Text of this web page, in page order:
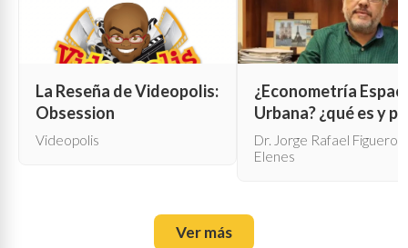
La Reseña de Videopolis:
Obsession
Videopolis
¿Econometría
Urbana? ¿qué es y
qué sirve?
Dr. Jorge Rafael Figueroa
Elenes
Ver más